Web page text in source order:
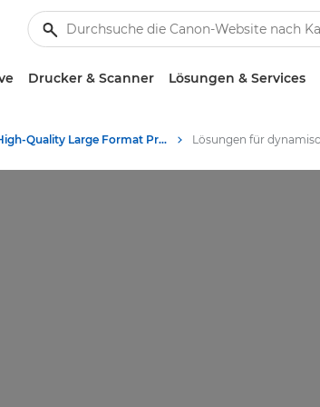
Drucker & Scanner Lösungen & Services
High-Quality Large Format Printers for CAD/GIS and Stunning Graphics